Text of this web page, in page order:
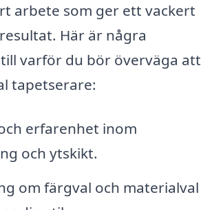
arbete som ger ett vackert
Här är några
varför du bör överväga att
tapetserare:
erfarenhet inom
och ytskikt.
om färgval och materialval